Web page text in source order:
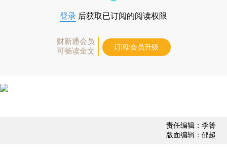
登录 后获取已订阅的阅读权限
财新通会员
可畅读全文
订阅/会员升级
责任编辑：李箐
版面编辑：邵超